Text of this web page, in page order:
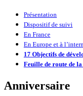
Présentation
Dispositif de suivi
En France
En Europe et à
17 Objectifs de
Feuille de route de
Anniversaire